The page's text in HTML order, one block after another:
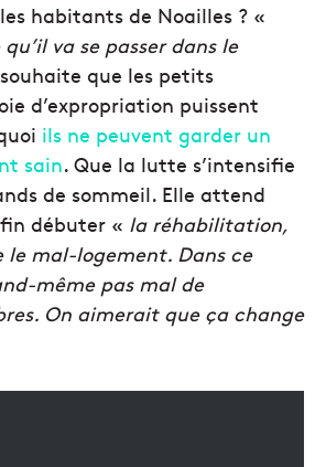
habitants de Noailles ? «
va se passer dans le
que les petits
d’expropriation puissent
ils ne peuvent garder un
sain. Que la lutte s’intensifie
de sommeil. Elle attend
débuter « la réhabilitation,
le mal-logement. Dans ce
même pas mal de
On aimerait que ça change